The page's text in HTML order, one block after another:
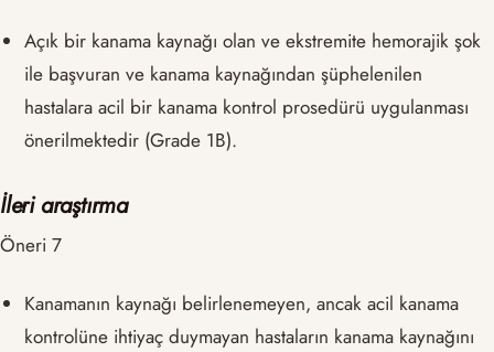
Açık bir kanama kaynağı olan ve ekstremite hemorajik şok
ile başvuran ve kanama kaynağından şüphelenilen
hastalara acil bir kanama kontrol prosedürü uygulanması
önerilmektedir (Grade 1B).
İleri araştırma
Öneri 7
Kanamanın kaynağı belirlenemeyen, ancak acil kanama
kontrolüne ihtiyaç duymayan hastaların kanama kaynağını